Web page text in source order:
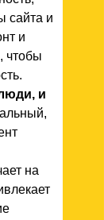
сайта и
и
чтобы
и
на